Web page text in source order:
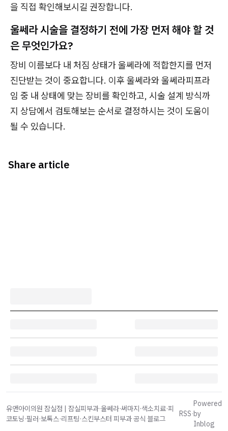
을 직접 확인해보시길 권장합니다.
울쎄라 시술을 결정하기 전에 가장 먼저 해야 할 것
은 무엇인가요?
장비 이름보다 내 처짐 상태가 울쎄라에 적합한지를 먼저
진단받는 것이 중요합니다. 이후 울쎄라와 울쎄라피프라
임 중 내 상태에 맞는 장비를 확인하고, 시술 설계 방식까
지 상담에서 검토해보는 순서로 결정하시는 것이 도움이
될 수 있습니다.
Share article
유앤아이의원 잠실점 | 잠실피부과·울쎄라·써마지·색소치료·피
코토닝·필러·보톡스·리프팅·스킨부스터 피부과 공식 블로그
RSS·
Powered
by
Inblog